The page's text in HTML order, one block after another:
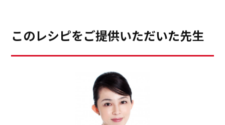
このレシピをご提供いただいた先生